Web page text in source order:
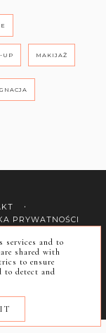
UP MAKIJAŻ
PRYWATNOŚCI
services and to
shared with
to ensure
to detect and